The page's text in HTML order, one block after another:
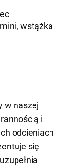
wstążka
w naszej
i
odcieniach
się